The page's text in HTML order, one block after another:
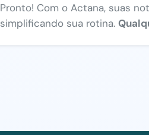
Pronto! Com o Actana, suas
simplificando sua rotina.